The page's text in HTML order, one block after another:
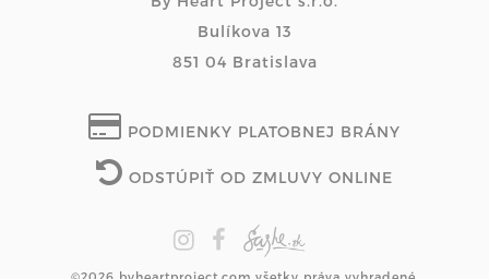
Bulíkova 13
851 04 Bratislava
PODMIENKY PLATOBNEJ BRÁNY
ODSTÚPIŤ OD ZMLUVY ONLINE